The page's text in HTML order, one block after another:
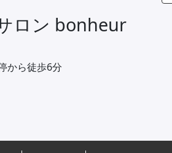
ロン bonheur
から徒歩6分